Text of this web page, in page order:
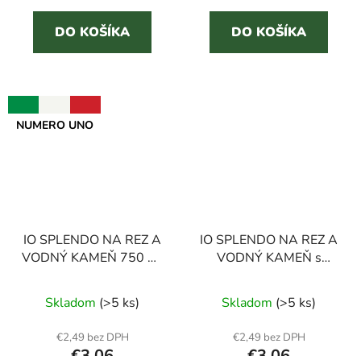
z
5
hviezdičiek.
DO KOŠÍKA
z
5
hviezdičiek.
DO KOŠÍKA
NUMERO UNO
IO SPLENDO NA REZ A
VODNÝ KAMEŇ 750 ml
kameňa
hodnotenie
produktu
Skladom (>5 ks)
€2,49 bez DPH
IO SPLENDO NA REZ A
VODNÝ KAMEŇ s
odstraňovač vodného
kameňahodnotenie
produktu
Skladom (>5 ks)
€2,49 bez DPH